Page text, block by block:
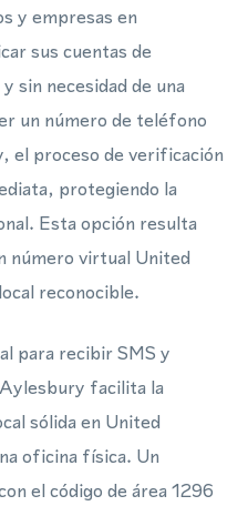
y empresas en
sus cuentas de
sin necesidad de una
un número de teléfono
el proceso de verificación
protegiendo la
Esta opción resulta
número virtual United
reconocible.
para recibir SMS y
facilita la
sólida en United
oficina física. Un
el código de área 1296